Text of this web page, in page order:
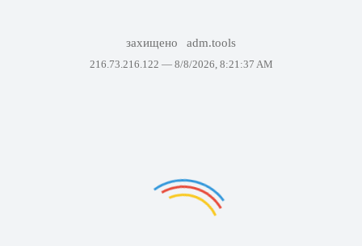
захищено adm.tools
216.73.216.122 — 8/8/2026, 8:21:37 AM